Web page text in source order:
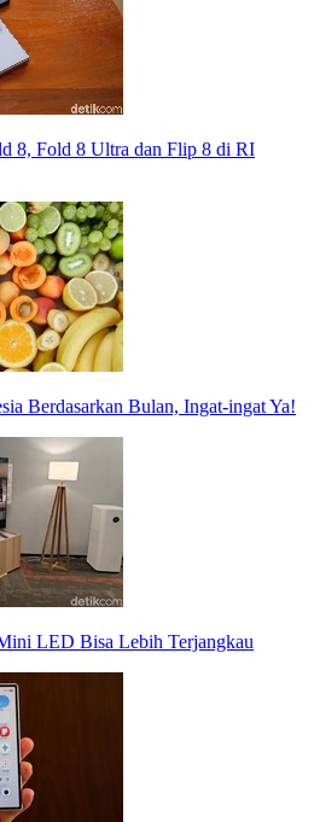
8, Fold 8 Ultra dan Flip 8 di RI
Berdasarkan Bulan, Ingat-ingat Ya!
LED Bisa Lebih Terjangkau